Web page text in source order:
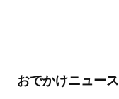
おでかけニュース